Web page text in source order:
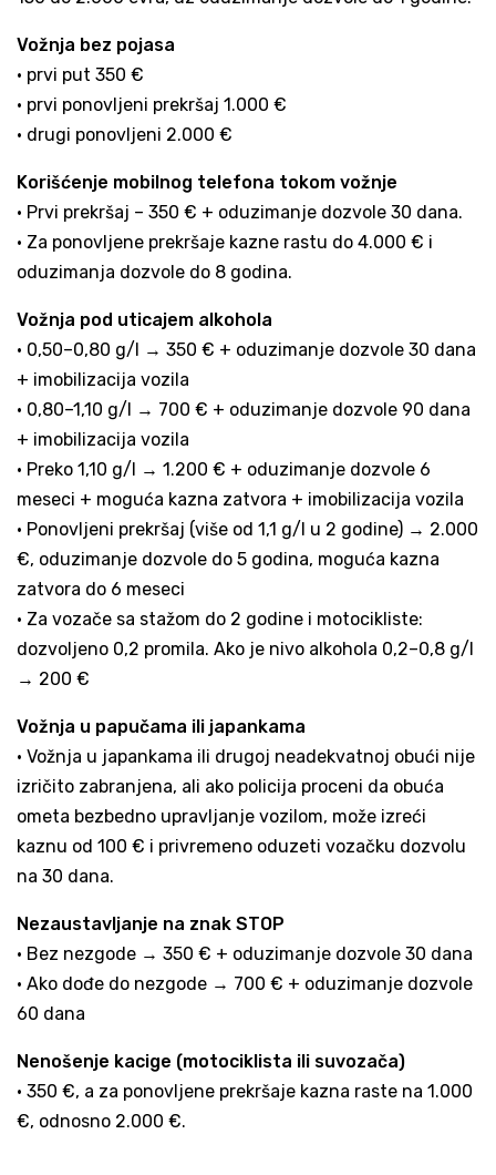
Vožnja bez pojasa
• prvi put 350 €
• prvi ponovljeni prekršaj 1.000 €
• drugi ponovljeni 2.000 €
Korišćenje mobilnog telefona tokom vožnje
• Prvi prekršaj – 350 € + oduzimanje dozvole 30 dana.
• Za ponovljene prekršaje kazne rastu do 4.000 € i
oduzimanja dozvole do 8 godina.
Vožnja pod uticajem alkohola
• 0,50–0,80 g/l → 350 € + oduzimanje dozvole 30 dana
+ imobilizacija vozila
• 0,80–1,10 g/l → 700 € + oduzimanje dozvole 90 dana
+ imobilizacija vozila
• Preko 1,10 g/l → 1.200 € + oduzimanje dozvole 6
meseci + moguća kazna zatvora + imobilizacija vozila
• Ponovljeni prekršaj (više od 1,1 g/l u 2 godine) → 2.000
€, oduzimanje dozvole do 5 godina, moguća kazna
zatvora do 6 meseci
• Za vozače sa stažom do 2 godine i motocikliste:
dozvoljeno 0,2 promila. Ako je nivo alkohola 0,2–0,8 g/l
→ 200 €
Vožnja u papučama ili japankama
• Vožnja u japankama ili drugoj neadekvatnoj obući nije
izričito zabranjena, ali ako policija proceni da obuća
ometa bezbedno upravljanje vozilom, može izreći
kaznu od 100 € i privremeno oduzeti vozačku dozvolu
na 30 dana.
Nezaustavljanje na znak STOP
• Bez nezgode → 350 € + oduzimanje dozvole 30 dana
• Ako dođe do nezgode → 700 € + oduzimanje dozvole
60 dana
Nenošenje kacige (motociklista ili suvozača)
• 350 €, a za ponovljene prekršaje kazna raste na 1.000
€, odnosno 2.000 €.